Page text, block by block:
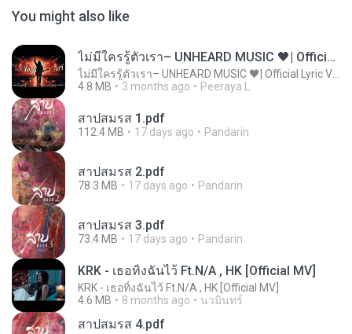
You might also like
ไม่มีใครรู้ตัวเรา– UNHEARD MUSIC 🖤| Official Lyric Video | เพลงสู้ชีวิต
4.8 MB
3 months ago Peeraya L.
สาปสมรส 1.pdf
112.4 MB 17 days ago Pandarin
สาปสมรส 2.pdf
78.3 MB 17 days ago Pandarin
สาปสมรส 3.pdf
73.4 MB 17 days ago Pandarin
KRK - เธอทิ้งฉันไว้ Ft.N/A , HK [Official MV]
KRK - เธอทิ้งฉันไว้ Ft.N/A , HK [Official MV]
4.6 MB
8 months ago นวมินทร์
สาปสมรส 4.pdf